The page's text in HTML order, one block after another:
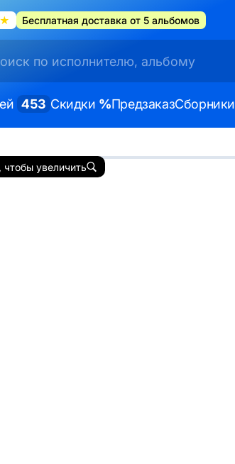
Бесплатная доставка от 5 альбомов
453 Скидки %ПредзаказСборники
увеличить